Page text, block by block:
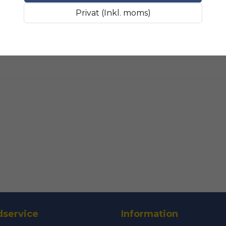
Fråga oss något om
Namn
SLIPMATERIAL Smala
Privat (Inkl. moms)
Information